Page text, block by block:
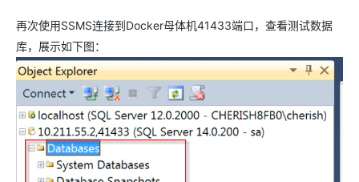
再次使用SSMS连接到Docker母体机41433端口，查看测试数据
库，展示如下图：